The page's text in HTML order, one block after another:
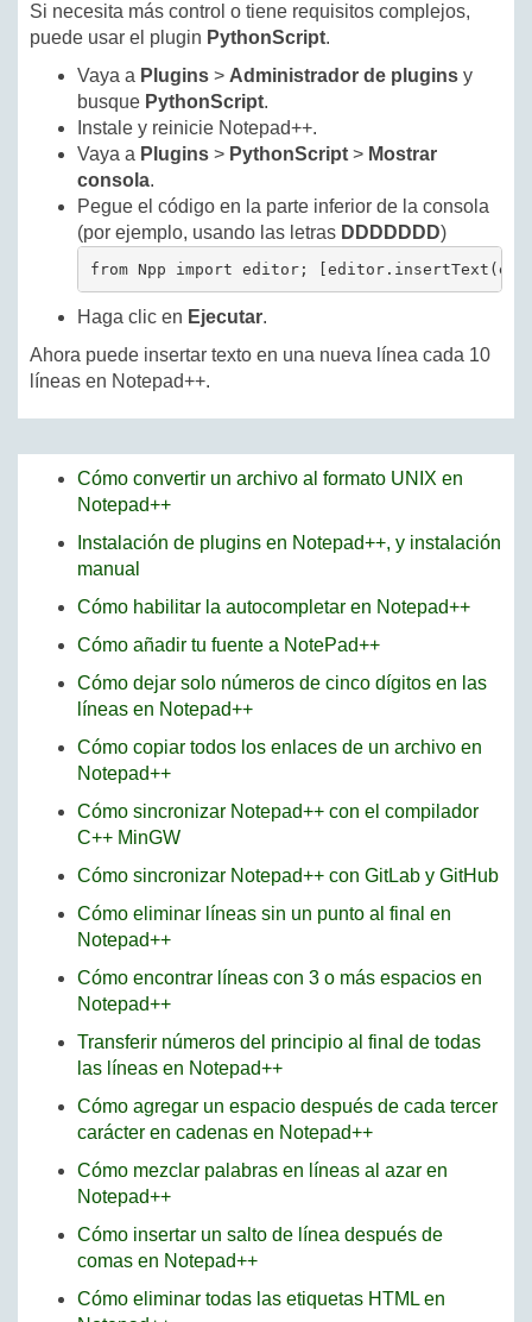
Si necesita más control o tiene requisitos complejos,
puede usar el plugin PythonScript.
Vaya a Plugins > Administrador de plugins y
busque PythonScript.
Instale y reinicie Notepad++.
Vaya a Plugins > PythonScript > Mostrar
consola.
Pegue el código en la parte inferior de la consola
(por ejemplo, usando las letras DDDDDDD)
Haga clic en Ejecutar.
Ahora puede insertar texto en una nueva línea cada 10
líneas en Notepad++.
Cómo convertir un archivo al formato UNIX en
Notepad++
Instalación de plugins en Notepad++, y instalación
manual
Cómo habilitar la autocompletar en Notepad++
Cómo añadir tu fuente a NotePad++
Cómo dejar solo números de cinco dígitos en las
líneas en Notepad++
Cómo copiar todos los enlaces de un archivo en
Notepad++
Cómo sincronizar Notepad++ con el compilador
C++ MinGW
Cómo sincronizar Notepad++ con GitLab y GitHub
Cómo eliminar líneas sin un punto al final en
Notepad++
Cómo encontrar líneas con 3 o más espacios en
Notepad++
Transferir números del principio al final de todas
las líneas en Notepad++
Cómo agregar un espacio después de cada tercer
carácter en cadenas en Notepad++
Cómo mezclar palabras en líneas al azar en
Notepad++
Cómo insertar un salto de línea después de
comas en Notepad++
Cómo eliminar todas las etiquetas HTML en